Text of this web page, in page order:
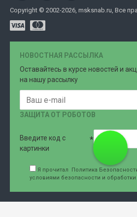
Copyright © 2002-2026, msksnab.ru, Все
НОВОСТНАЯ РАССЫЛКА
Оставайтесь в курсе новостей и
на нашу рассылку
ЗАЩИТА ОТ РОБОТОВ
Введите код с
картинки
Я прочитал Политика
условиями безопасности и707-76-